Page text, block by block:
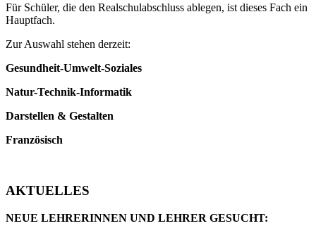
Für Schüler, die den Realschulabschluss ablegen, ist dieses Fach ein
Hauptfach.
Zur Auswahl stehen derzeit:
Gesundheit-Umwelt-Soziales
Natur-Technik-Informatik
Darstellen & Gestalten
Französisch
AKTUELLES
NEUE LEHRERINNEN UND LEHRER GESUCHT: